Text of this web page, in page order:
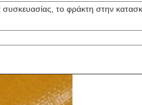
το φράκτη στην